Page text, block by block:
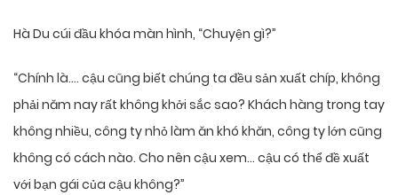
Hà Du cúi đầu khóa màn hình, “Chuyện gì?”
“Chính là…. cậu cũng biết chúng ta đều sản xuất chíp, không
phải năm nay rất không khởi sắc sao? Khách hàng trong tay
không nhiều, công ty nhỏ làm ăn khó khăn, công ty lớn cũng
không có cách nào. Cho nên cậu xem… cậu có thể đề xuất
với bạn gái của cậu không?”